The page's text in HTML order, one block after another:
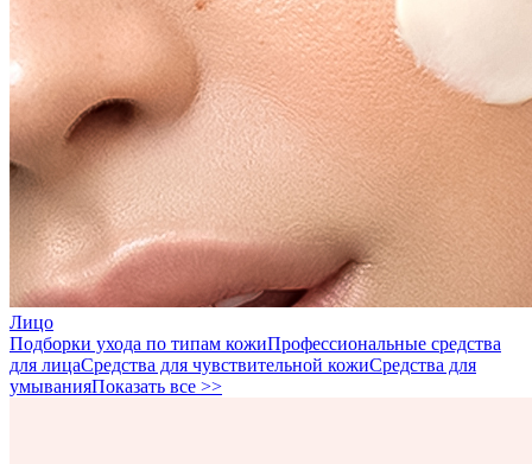
Лицо
Подборки ухода по типам кожиПрофессиональные средства
для лицаСредства для чувствительной кожиСредства для
умыванияПоказать все >>